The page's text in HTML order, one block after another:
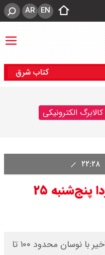
EN
AR
کتاب شرق
کالابرگ الکترونیکی
پیش بینی قیمت دلار فردا پنج‌شنبه ۲۵
قیمت دلار طی سه روز معاملاتی اخیر با نوسان محدود ۱۰۰ تا